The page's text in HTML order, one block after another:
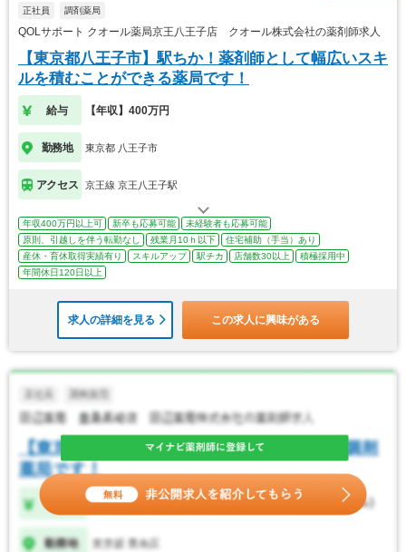
正社員 調剤薬局
QOLサポート クオール薬局京王八王子店 クオール株式会社の薬剤師求人
【東京都八王子市】駅ちか！薬剤師として幅広いスキ
ルを積むことができる薬局です！
給与 【年収】400万円
勤務地 東京都 八王子市
アクセス 京王線 京王八王子駅
年収400万円以上可 新卒も応募可能
未経験者も応募可能
原則、引越しを伴う転勤なし
残業月10ｈ以下
住宅補助（手当）あり
産休・育休取得実績有り
スキルアップ 駅チカ 店舗数30以上
積極採用中
年間休日120日以上
求人の詳細を見る この求人に興味がある